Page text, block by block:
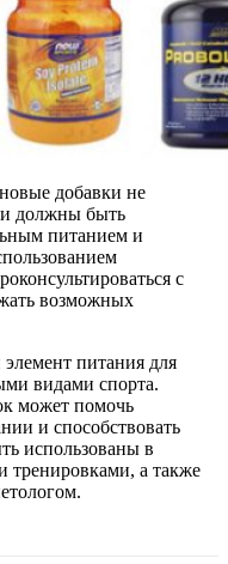
добавки не
и должны быть
питанием и
с
возможных
питания для
видами спорта.
может помочь
и способствовать
использованы в
тренировками, а также